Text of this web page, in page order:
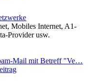
Mobiles Internet, A1-
Provider usw.
Mail mit Betreff "Ve…